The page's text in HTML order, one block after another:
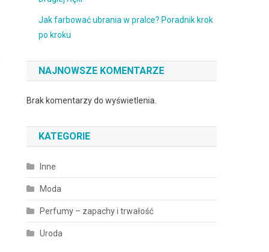
Jak farbować ubrania w pralce? Poradnik krok
po kroku
NAJNOWSZE KOMENTARZE
Brak komentarzy do wyświetlenia.
KATEGORIE
Inne
Moda
Perfumy – zapachy i trwałość
Uroda